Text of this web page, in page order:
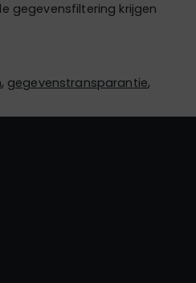
gegevensfiltering krijgen
, gegevenstransparantie,